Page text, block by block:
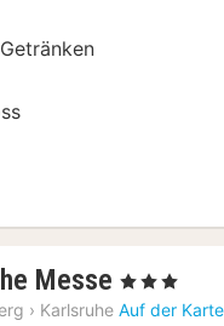
Messe 2
Nächte
, 3 Sterne
› Karlsruhe Auf der